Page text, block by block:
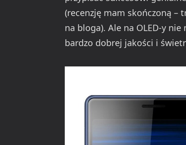
(recenzję mam skończoną –
na bloga). Ale na OLED-y
bardzo dobrej jakości i